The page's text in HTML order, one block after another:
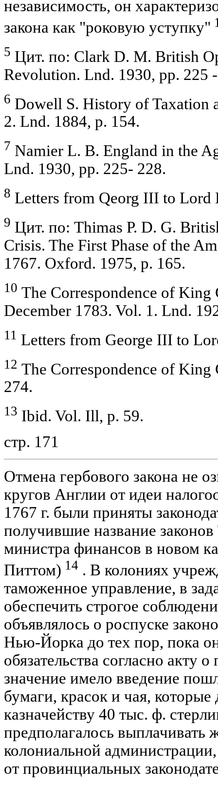
независимость, он
закона как "роковую уступку"
5 Цит. по: Clark D. M. British
Revolution. Lnd. 1930, pp. 225
6 Dowell S. History of Taxation
2. Lnd. 1884, p. 154.
7 Namier L. B. England in the
Lnd. 1930, pp. 225- 228.
8 Letters from Qeorg III to Lord
9 Цит. по: Thimas P. D. G.
Crisis. The First Phase of the
1767. Oxford. 1975, p. 165.
10 The Correspondence of
December 1783. Vol. 1. Lnd.
11 Letters from George III to
12 The Correspondence of King
274.
13 Ibid. Vol. Ill, p. 59.
стр. 171
Отмена гербового закона не
кругов Англии от идеи
1767 г. были приняты
получившие название
министра финансов в новом
Питтом) 14 . В колониях
таможенное управление, в
обеспечить строгое
объявлялось о роспуске
Нью-Йорка до тех пор, пока
обязательства согласно акту
значение имело введение
бумаги, красок и чая,
казначейству 40 тыс. ф.
предполагалось выплачивать
колониальной
от провинциальных